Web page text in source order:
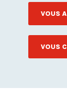
VOUS
VOUS